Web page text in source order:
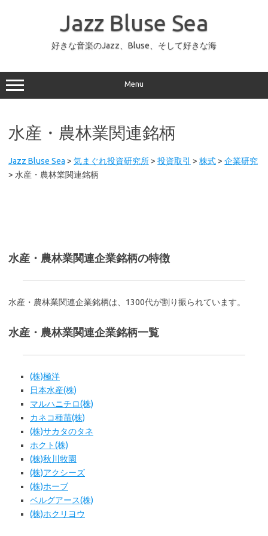
ッ
プ
Jazz Bluse Sea
好きな音楽のJazz、Bluse、そして好きな海
Menu
水産・農林業関連銘柄
Jazz Bluse Sea > 気まぐれ投資研究所> 投資取引 > 株式> 企業研究
> 水産・農林業関連銘柄
水産・農林業関連企業銘柄の特徴
水産・農林業関連企業銘柄は、1300代が割り振られています。
水産・農林業関連企業銘柄一覧
(株)極洋
日本水産(株)
マルハニチロ(株)
カネコ種苗(株)
(株)サカタのタネ
ホクト(株)
(株)秋川牧園
(株)アクシーズ
(株)ホーブ
ベルグアース(株)
(株)ホクリヨウ